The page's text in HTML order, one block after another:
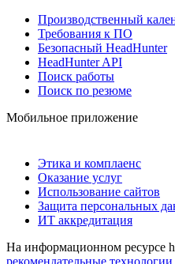
Производственный
Требования к ПО
Безопасный HeadHunter
HeadHunter API
Поиск работы
Поиск по резюме
Мобильное приложение
Этика и комплаенс
Оказание услуг
Использование сайтов
Защита персональных
ИТ аккредитация
На информационном ресурсе
рекомендательные технологии